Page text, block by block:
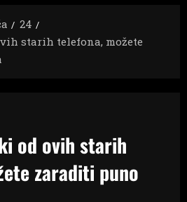
24
starih telefona, možete
od ovih starih
zaraditi puno